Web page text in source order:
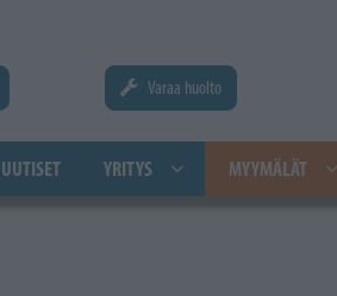
Varaa huolto
UUTISET YRITYS MYYMÄLÄT